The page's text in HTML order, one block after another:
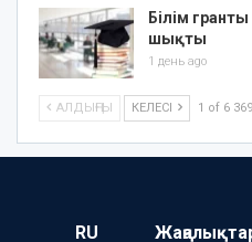
Білім гранты
шықты
1 день ago
АЛДЫҢҒЫ КЕЛЕСІ 1 of 6 369
RU